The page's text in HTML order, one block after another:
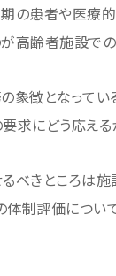
の患者や医療
高齢者施設で
の象徴となって
求にどう応える
べきところは
制評価につい